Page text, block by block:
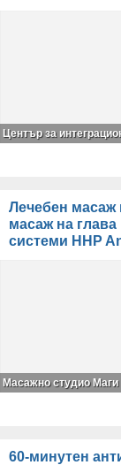
Център за
Лечебен масаж
масаж на
системи HHP
Масажно студио Маги
60-минутен